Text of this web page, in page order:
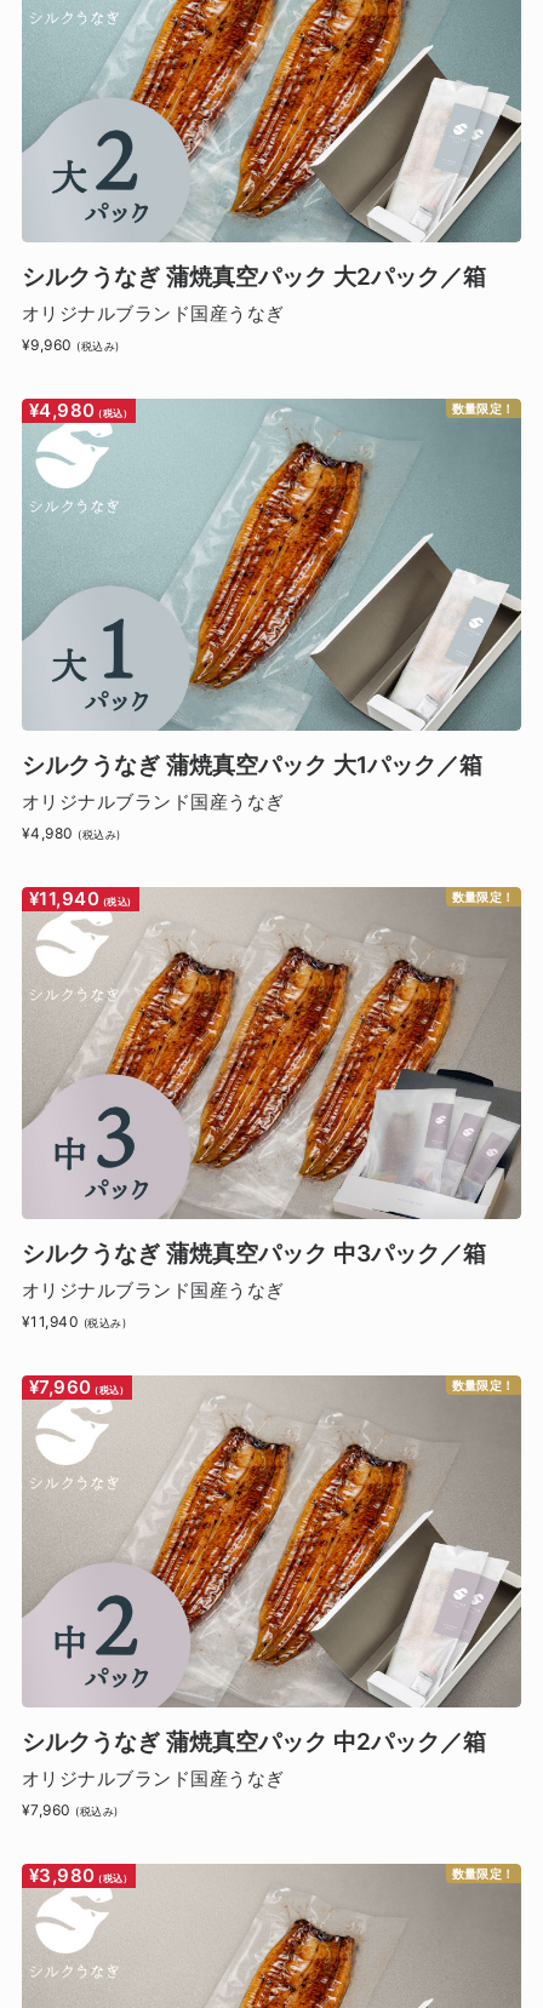
シルクうなぎ 蒲焼真空パック 大2パック／箱
オリジナルブランド国産うなぎ
¥9,960 (税込み)
数量限定！
¥4,980 (税込)
シルクうなぎ 蒲焼真空パック 大1パック／箱
オリジナルブランド国産うなぎ
¥4,980 (税込み)
数量限定！
¥11,940 (税込)
シルクうなぎ 蒲焼真空パック 中3パック／箱
オリジナルブランド国産うなぎ
¥11,940 (税込み)
数量限定！
¥7,960 (税込)
シルクうなぎ 蒲焼真空パック 中2パック／箱
オリジナルブランド国産うなぎ
¥7,960 (税込み)
数量限定！
¥3,980 (税込)